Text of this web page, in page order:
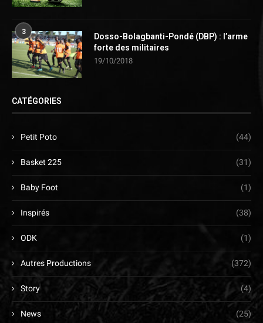
3
Dosso-Bolagbanti-Pondé (DBP) : l’arme
forte des militaires
19/10/2018
CATÉGORIES
Petit Poto (44)
Basket 225 (31)
Baby Foot (1)
Inspirés (38)
ODK (1)
Autres Productions (372)
Story (4)
News (25)